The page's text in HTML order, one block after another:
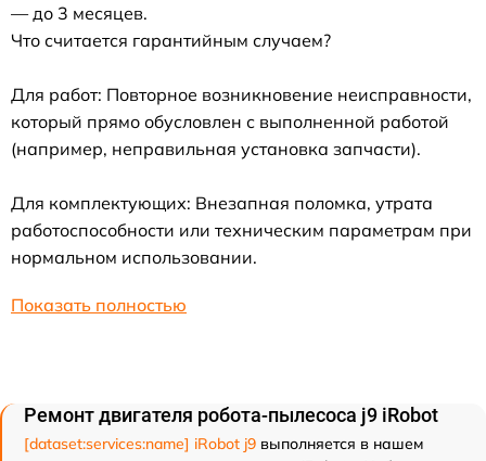
— до 3 месяцев.
Что считается гарантийным случаем?
Для работ: Повторное возникновение неисправности,
который прямо обусловлен с выполненной работой
(например, неправильная установка запчасти).
Для комплектующих: Внезапная поломка, утрата
работоспособности или техническим параметрам при
нормальном использовании.
Показать полностью
Ремонт двигателя робота-пылесоса j9 iRobot
[dataset:services:name] iRobot j9 выполняется в нашем